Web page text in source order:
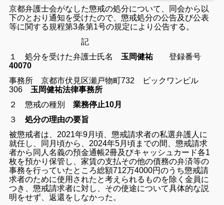
京都弁護士会がなした懲戒の処分について、同会から以
下のとおり通知を受けたので、懲戒処分の公告及び公表
等に関する規程第3条第1号の規定により公告する。
記
１ 処分を受けた弁護士氏名 玉岡健祐登録番号
40070
事務所 京都市伏見区瀬戸物町732 ビックワンビル
306 玉岡健祐法律事務所
２ 懲戒の種別
業務停止10月
３処分の理由の要旨
被懲戒者は、2021年9月頃、懲戒請求者の私選弁護人に
就任し、同月頃から、2024年5月頃までの間、懲戒請求
者から同人名義の預金通帳2冊及びキャッシュカード各1
枚を預かり保管し、家賃の支払その他の債務の弁済等の
事務を行っていたところ総額712万4000円のうち懲戒請
求者のために使用されたと考えられるものを除く金員に
つき、懲戒請求者に対し、その使途について具体的な説
明をせず、返還をしなかった。